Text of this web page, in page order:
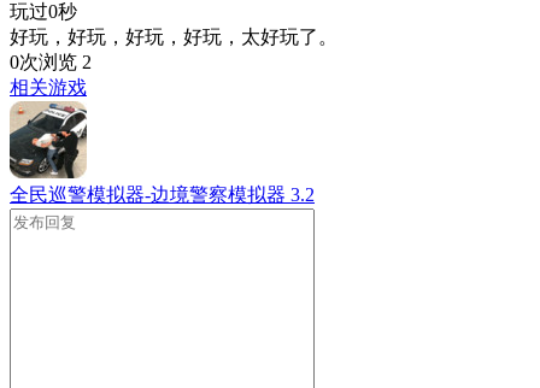
玩过0秒
好玩，好玩，好玩，好玩，太好玩了。
0次浏览 2
相关游戏
全民巡警模拟器-边境警察模拟器 3.2